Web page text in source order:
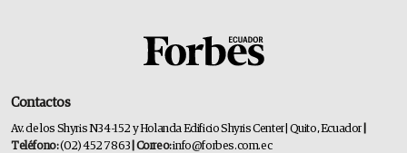
Contactos
Av. de los Shyris N34-152 y Holanda Edificio Shyris Center | Quito, Ecuador
Teléfono:(02) 452 7863 | Correo:info@forbes.com.ec